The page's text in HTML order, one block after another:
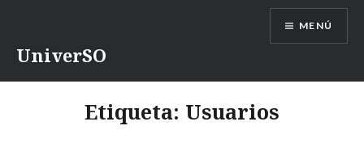
UniverSO
MENÚ
Etiqueta: Usuarios